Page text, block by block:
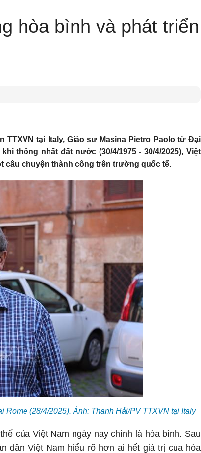
hòa bình và phát triển
TTXVN tại Italy, Giáo sư Masina Pietro Paolo từ Đại
thống nhất đất nước (30/4/1975 - 30/4/2025), Việt
câu chuyện thành công trên trường quốc tế.
(28/4/2025). Ảnh: Thanh Hải/PV TTXVN tại Italy
của Việt Nam ngày nay chính là hòa bình. Sau
dân Việt Nam hiểu rõ hơn ai hết giá trị của hòa